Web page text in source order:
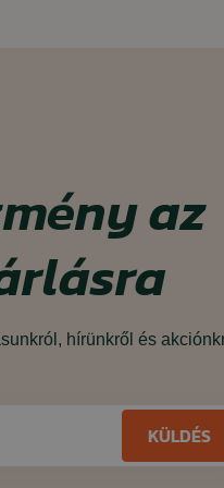
az
hírünkről és
KÜLDÉS